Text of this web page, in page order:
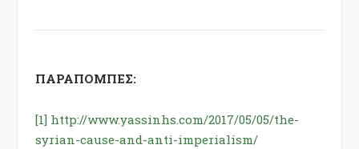
ΠΑΡΑΠΟΜΠΕΣ:
[1] http://www.yassinhs.com/2017/05/05/the-
syrian-cause-and-anti-imperialism/